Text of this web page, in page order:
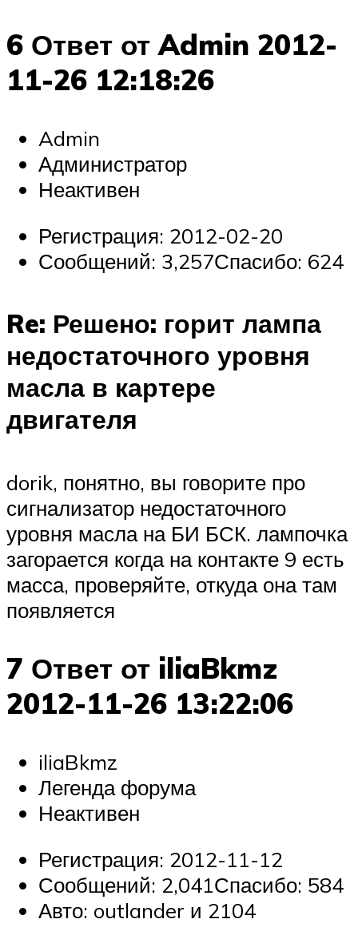
6 Ответ от Admin 2012-
11-26 12:18:26
Admin
Администратор
Неактивен
Регистрация: 2012-02-20
Сообщений: 3,257Спасибо: 624
Re: Решено: горит лампа
недостаточного уровня
масла в картере
двигателя
dorik, понятно, вы говорите про
сигнализатор недостаточного
уровня масла на БИ БСК. лампочка
загорается когда на контакте 9 есть
масса, проверяйте, откуда она там
появляется
7 Ответ от iliaBkmz
2012-11-26 13:22:06
iliaBkmz
Легенда форума
Неактивен
Регистрация: 2012-11-12
Сообщений: 2,041Спасибо: 584
Авто: outlander и 2104